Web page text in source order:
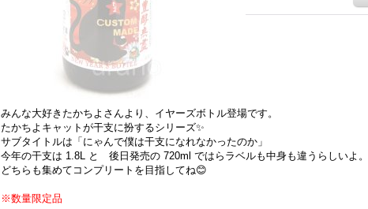
みんな大好きたかちよさんより、イヤーズボトル登場です。
たかちよキャットが干支に扮するシリーズ✨
サブタイトルは「にゃんで僕は干支になれなかったのか」
今年の干支は 1.8L と 後日発売の 720ml ではらラベルも中身も違うらしいよ。
どちらも集めてコンプリートを目指してね😊
※数量限定品